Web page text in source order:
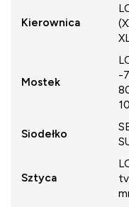
Kierownica
Mostek
-
Siodełko
Sztyca